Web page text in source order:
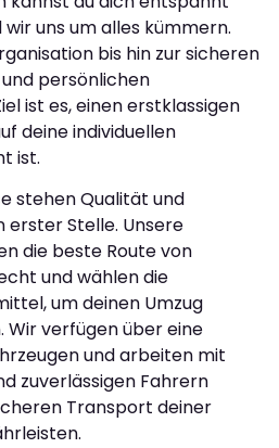
uns um alles kümmern.
bis hin zur sicheren
persönlichen
ist es, einen erstklassigen
deine individuellen
ist.
stehen Qualität und
erster Stelle. Unsere
die beste Route von
und wählen die
um deinen Umzug
verfügen über eine
und arbeiten mit
zuverlässigen Fahrern
Transport deiner